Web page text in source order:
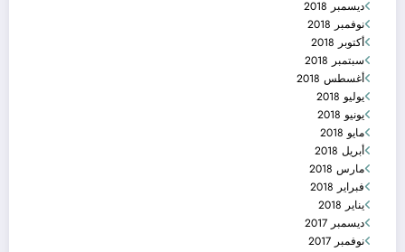
ديسمبر 2018
نوفمبر 2018
أكتوبر 2018
سبتمبر 2018
أغسطس 2018
يوليو 2018
يونيو 2018
مايو 2018
أبريل 2018
مارس 2018
فبراير 2018
يناير 2018
ديسمبر 2017
نوفمبر 2017